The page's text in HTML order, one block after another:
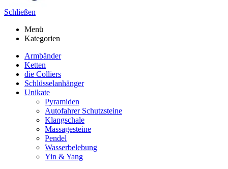
Schließen
Menü
Kategorien
Armbänder
Ketten
die Colliers
Schlüsselanhänger
Unikate
Pyramiden
Autofahrer Schutzsteine
Klangschale
Massagesteine
Pendel
Wasserbelebung
Yin & Yang